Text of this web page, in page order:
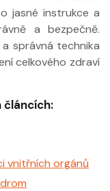
jasné instrukce a
a bezpečně.
správná technika
celkového zdraví
článcích:
vnitřních orgánů